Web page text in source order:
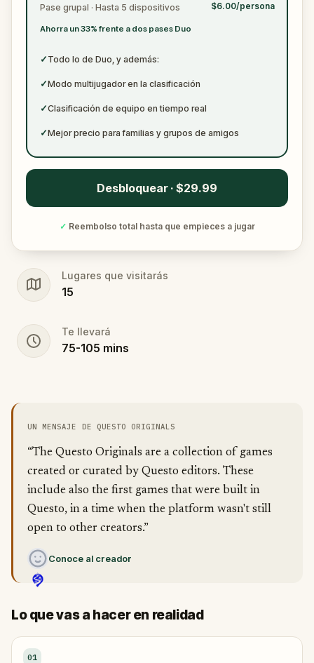
Pase grupal · Hasta 5 dispositivos
Ahorra un 33% frente a dos pases Duo
$6.00/persona
✓ Todo lo de Duo, y además:
✓Modo multijugador en la clasificación
✓Clasificación de equipo en tiempo real
✓Mejor precio para familias y grupos de amigos
Desbloquear · $29.99
✓ Reembolso total hasta que empieces a jugar
Lugares que visitarás
15
Te llevará
75-105 mins
UN MENSAJE DE QUESTO ORIGINALS
“The Questo Originals are a collection of games
created or curated by Questo editors. These
include also the first games that were built in
Questo, in a time when the platform wasn't still
open to other creators.”
Conoce al creador
Lo que vas a hacer en realidad
01